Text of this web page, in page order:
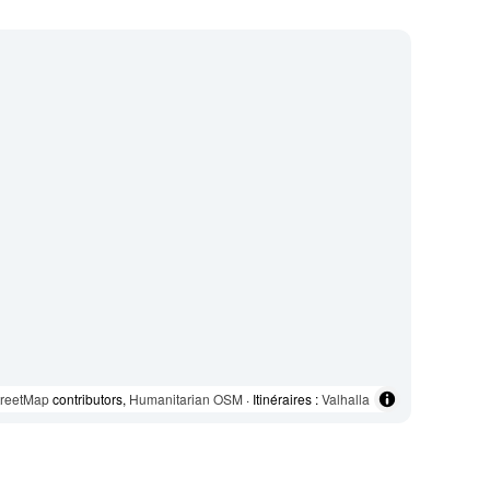
contributors, Humanitarian OSM · Itinéraires :Valhalla